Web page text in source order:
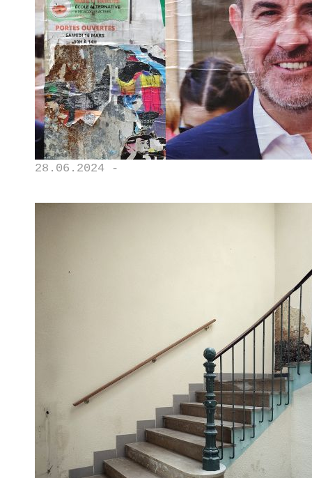
28.06.2024 -